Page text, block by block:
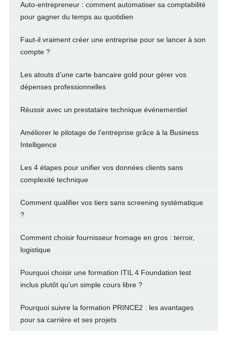
Auto-entrepreneur : comment automatiser sa comptabilité
pour gagner du temps au quotidien
Faut-il vraiment créer une entreprise pour se lancer à son
compte ?
Les atouts d’une carte bancaire gold pour gérer vos
dépenses professionnelles
Réussir avec un prestataire technique événementiel
Améliorer le pilotage de l'entreprise grâce à la Business
Intelligence
Les 4 étapes pour unifier vos données clients sans
complexité technique
Comment qualifier vos tiers sans screening systématique
?
Comment choisir fournisseur fromage en gros : terroir,
logistique
Pourquoi choisir une formation ITIL 4 Foundation test
inclus plutôt qu’un simple cours libre ?
Pourquoi suivre la formation PRINCE2 : les avantages
pour sa carrière et ses projets